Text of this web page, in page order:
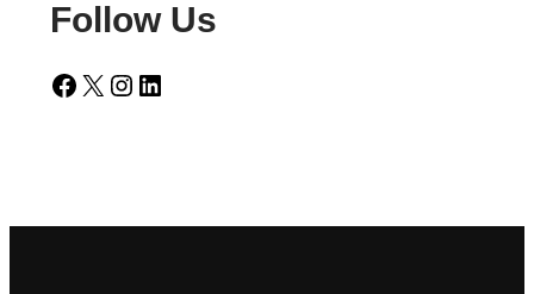
Follow Us
Facebook X Instagram LinkedIn